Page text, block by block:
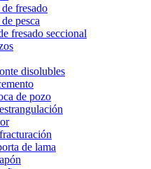
fresado
pesca
fresado seccional
disolubles
de pozo
de lama